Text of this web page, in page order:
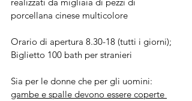
porcellana cinese multicolore
Orario di apertura 8.30-18 (tutti i giorni);
Biglietto 100 bath per stranieri
Sia per le donne che per gli uomini:
gambe e spalle devono essere coperte